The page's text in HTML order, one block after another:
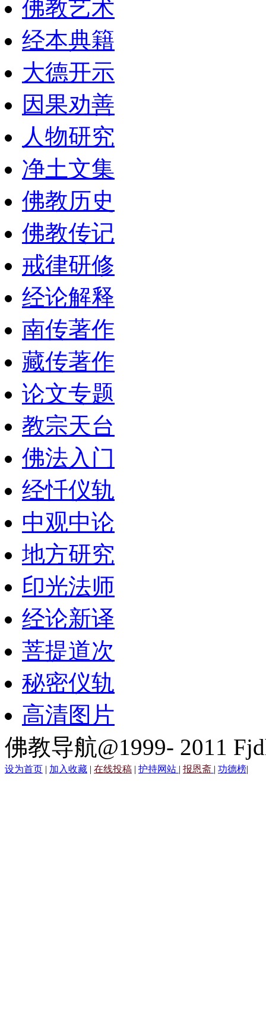
佛教艺术
经本典籍
大德开示
因果劝善
人物研究
净土文集
佛教历史
佛教传记
戒律研修
经论解释
南传著作
藏传著作
论文专题
教宗天台
佛法入门
经忏仪轨
中观中论
地方研究
印光法师
经论新译
菩提道次
秘密仪轨
高清图片
佛教导航@1999- 2011
设为首页 | 加入收藏 | 在线投稿 | 护持网站 | 报恩斋 | 功德榜|